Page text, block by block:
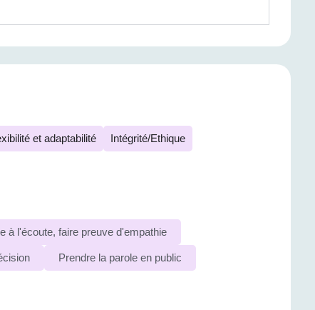
et adaptabilité Intégrité/Ethique
à l'écoute, faire preuve d'empathie
Prendre la parole en public